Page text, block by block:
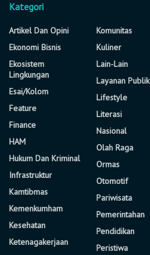
Kategori
Artikel Dan Opini
Ekonomi Bisnis
Ekosistem
Lingkungan
Esai/Kolom
Feature
Finance
HAM
Hukum Dan Kriminal
Infrastruktur
Kamtibmas
Kemenkumham
Kesehatan
Ketenagakerjaan
Komunitas
Kuliner
Lain-Lain
Layanan Publik
Lifestyle
Literasi
Nasional
Olah Raga
Ormas
Otomotif
Pariwisata
Pemerintahan
Pendidikan
Peristiwa